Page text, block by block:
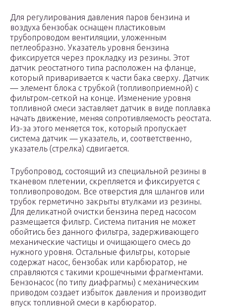
Для регулирования давления паров бензина и
воздуха бензобак оснащен пластиковым
трубопроводом вентиляции, уложенным
петлеобразно. Указатель уровня бензина
фиксируется через прокладку из резины. Этот
датчик реостатного типа расположен на фланце,
который приваривается к части бака сверху. Датчик
— элемент блока с трубкой (топливоприемной) с
фильтром-сеткой на конце. Изменение уровня
топливной смеси заставляет датчик в виде поплавка
начать движение, меняя сопротивляемость реостата.
Из-за этого меняется ток, который пропускает
система датчик — указатель, и, соответственно,
указатель (стрелка) сдвигается.
Трубопровод, состоящий из специальной резины в
тканевом плетении, скрепляется и фиксируется с
топливопроводом. Все отверстия для шлангов или
трубок герметично закрыты втулками из резины.
Для деликатной очистки бензина перед насосом
размещается фильтр. Система питания не может
обойтись без данного фильтра, задерживающего
механические частицы и очищающего смесь до
нужного уровня. Остальные фильтры, которые
содержат насос, бензобак или карбюратор, не
справляются с такими крошечными фрагментами.
Бензонасос (по типу диафрагмы) с механическим
приводом создает избыток давления и производит
впуск топливной смеси в карбюратор.